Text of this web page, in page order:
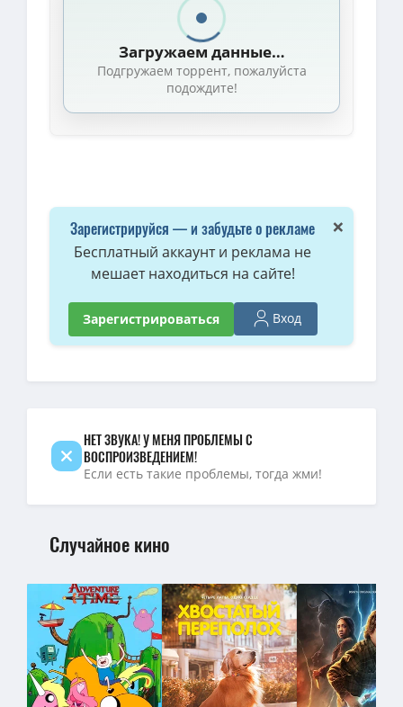
1080p — Миссия: Чужой / Star Abyss / Xing men shen yuan
Миссия: Чужой / Звездная бездна / Star Abyss / Xing men
BDRip — Миссия: Чужой / Star Abyss / Xing men shen yuan
1080p — Миссия: Чужой / Xing men shen yuan / Star Abyss
Миссия: Чужой / Xing men shen yuan / Star Abyss (2024) HDRip
1080p — Миссия: Чужой / Star Abyss / Xing men shen yuan
Миссия: Чужой / Звёздная бездна / Star Abyss / Xing men shen
Загружаем данные…
Подгружаем торрент, пожалуйста
подождите!
×
Зарегистрируйся — и забудьте о рекламе
Бесплатный аккаунт и реклама не
мешает находиться на сайте!
Зарегистрироваться Вход
НЕТ ЗВУКА! У МЕНЯ ПРОБЛЕМЫ С
ВОСПРОИЗВЕДЕНИЕМ!
Если есть такие проблемы, тогда жми!
Случайное кино